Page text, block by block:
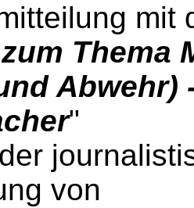
mit
Thema
Abwehr)
"
von